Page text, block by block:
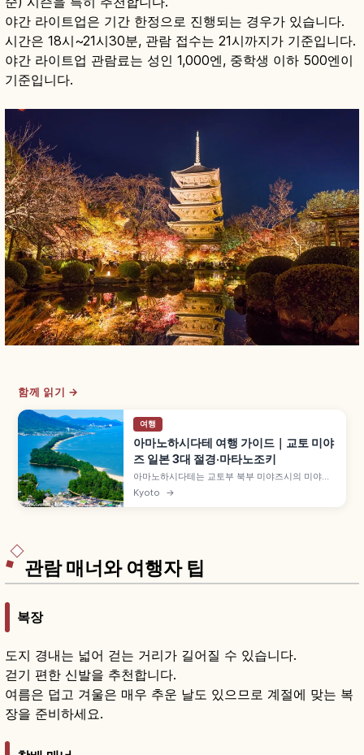
야간 라이트업은 기간 한정으로 진행되는 경우가 있습니다.
시간은 18시~21시30분, 관람 접수는 21시까지가 기준입니다.
야간 라이트업 관람료는 성인 1,000엔, 중학생 이하 500엔이
기준입니다.
함께 읽기 →
여행
아마노하시다테 여행 가이드｜교토 미야
즈 일본 3대 절경·마타노조키
아마노하시다테는 교토부 북부 미야즈시의 미야기
마쓰시마·히로시마 미야지마와 함께 '일본 3대 절
경'으로 꼽히는 모래톱입니다. 길이 약 3.6km 모래
Kyoto →
관람 매너와 여행자 팁
복장
도지 경내는 넓어 걷는 거리가 길어질 수 있습니다.
걷기 편한 신발을 추천합니다.
여름은 덥고 겨울은 매우 추운 날도 있으므로 계절에 맞는 복
장을 준비하세요.